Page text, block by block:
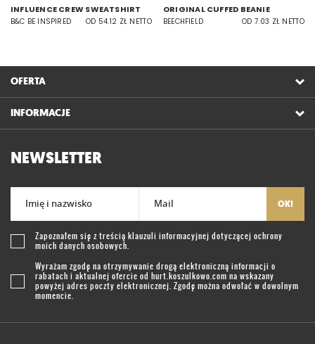
INFLUENCE CREW SWEATSHIRT
B&C BE INSPIRED OD 54.12 ZŁ NETTO
ORIGINAL CUFFED BEANIE
BEECHFIELD OD 7.03 ZŁ NETTO
OFERTA
INFORMACJE
NEWSLETTER
Imię i nazwisko Mail OK!
Zapoznałem się z treścią klauzuli informacyjnej dotyczącej ochrony
moich danych osobowych.
Wyrażam zgodę na otrzymywanie drogą elektroniczną informacji o
rabatach i aktualnej ofercie od hurt.koszulkowo.com na wskazany
powyżej adres poczty elektronicznej. Zgodę można odwołać w dowolnym
momencie.